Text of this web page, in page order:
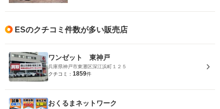
ESのクチコミ件数が多い販売店
ワンゼット 東神戸
兵庫県神戸市東灘区深江浜町１２５
クチコミ： 1859件
おくるまネットワーク